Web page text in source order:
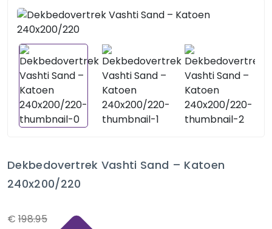
Dekbedovertrek Vashti Sand – Katoen
240x200/220
€ 198.95